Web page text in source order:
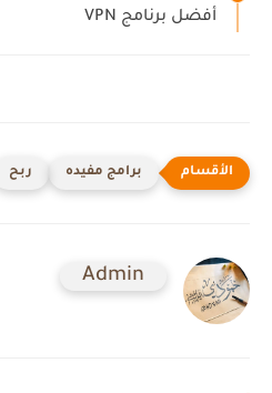
أفضل برنامج VPN
برامج مفيده ربح
Admin